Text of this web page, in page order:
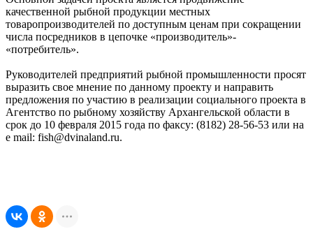
качественной рыбной продукции местных
товаропроизводителей по доступным ценам при сокращении
числа посредников в цепочке «производитель»-
«потребитель».
Руководителей предприятий рыбной промышленности просят
выразить свое мнение по данному проекту и направить
предложения по участию в реализации социального проекта в
Агентство по рыбному хозяйству Архангельской области в
срок до 10 февраля 2015 года по факсу: (8182) 28-56-53 или на
e mail: fish@dvinaland.ru.